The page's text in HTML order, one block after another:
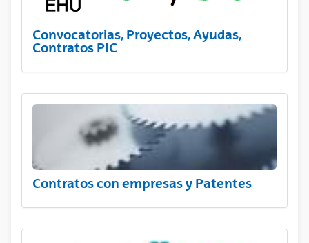
Convocatorias, Proyectos, Ayudas,
Contratos PIC
Contratos con empresas y Patentes